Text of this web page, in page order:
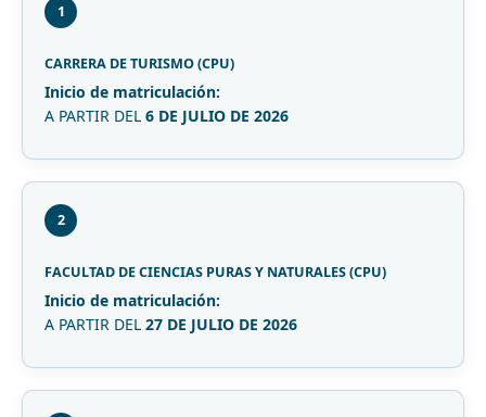
1
CARRERA DE TURISMO (CPU)
Inicio de matriculación:
A PARTIR DEL 6 DE JULIO DE 2026
2
FACULTAD DE CIENCIAS PURAS Y NATURALES (CPU)
Inicio de matriculación:
A PARTIR DEL 27 DE JULIO DE 2026